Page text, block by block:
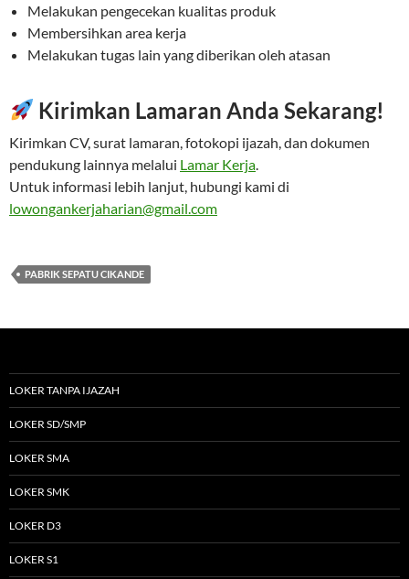
Melakukan pengecekan kualitas produk
Membersihkan area kerja
Melakukan tugas lain yang diberikan oleh atasan
Kirimkan Lamaran Anda Sekarang!
Kirimkan CV, surat lamaran, fotokopi ijazah, dan dokumen
pendukung lainnya melalui Lamar Kerja.
Untuk informasi lebih lanjut, hubungi kami di
lowongankerjaharian@gmail.com
PABRIK SEPATU CIKANDE
LOKER TANPA IJAZAH
LOKER SD/SMP
LOKER SMA
LOKER SMK
LOKER D3
LOKER S1